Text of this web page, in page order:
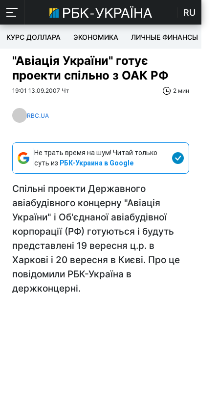
RU
КУРС ДОЛЛАРА ЭКОНОМИКА ЛИЧНЫЕ ФИНАНСЫ
"Авіація України" готує
проекти спільно з ОАК РФ
19:01 13.09.2007 Чт 2 мин
RBC.UA
Не трать время на шум! Читай только
суть из РБК-Украина в Google
Спільні проекти Державного
авіабудівного концерну "Авіація
України" і Об'єднаної авіабудівної
корпорації (РФ) готуються і будуть
представлені 19 вересня ц.р. в
Харкові і 20 вересня в Києві. Про це
повідомили РБК-Україна в
держконцерні.